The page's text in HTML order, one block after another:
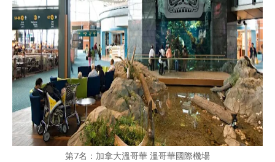
第7名：加拿大溫哥華 溫哥華國際機場